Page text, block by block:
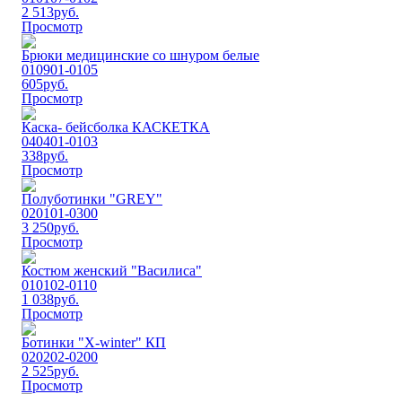
2 513руб.
Просмотр
Брюки медицинские со шнуром белые
010901-0105
605руб.
Просмотр
Каска- бейсболка КАСКЕТКА
040401-0103
338руб.
Просмотр
Пoлубoтинки "GREY"
020101-0300
3 250руб.
Просмотр
Костюм женский "Василиса"
010102-0110
1 038руб.
Просмотр
Ботинки "Х-winter" КП
020202-0200
2 525руб.
Просмотр